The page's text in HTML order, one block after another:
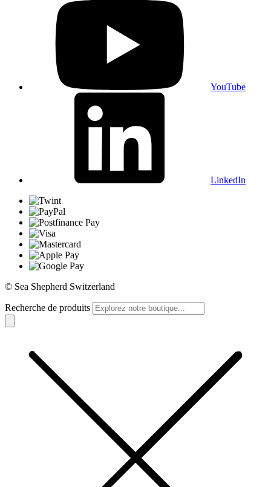
YouTube
LinkedIn
© Sea Shepherd Switzerland
Recherche de produits